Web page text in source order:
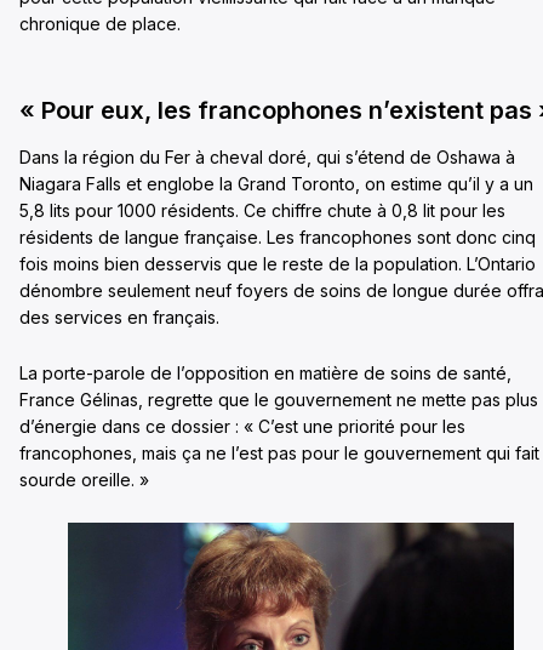
chronique de place.
« Pour eux, les francophones n’existent pas
Dans la région du Fer à cheval doré, qui s’étend de Oshawa à
Niagara Falls et englobe la Grand Toronto, on estime qu’il y a un
5,8 lits pour 1000 résidents. Ce chiffre chute à 0,8 lit pour les
résidents de langue française. Les francophones sont donc cinq
fois moins bien desservis que le reste de la population. L’Ontario
dénombre seulement neuf foyers de soins de longue durée
des services en français.
La porte-parole de l’opposition en matière de soins de santé,
France Gélinas, regrette que le gouvernement ne mette pas plus
d’énergie dans ce dossier : « C’est une priorité pour les
francophones, mais ça ne l’est pas pour le gouvernement qui fait
sourde oreille. »